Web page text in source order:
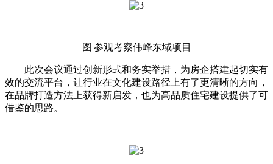
图|参观考察伟峰东域项目
此次会议通过创新形式和务实举措，为房企搭建起切实有
效的交流平台，让行业在文化建设路径上有了更清晰的方向，
在品牌打造方法上获得新启发，也为高品质住宅建设提供了可
借鉴的思路。